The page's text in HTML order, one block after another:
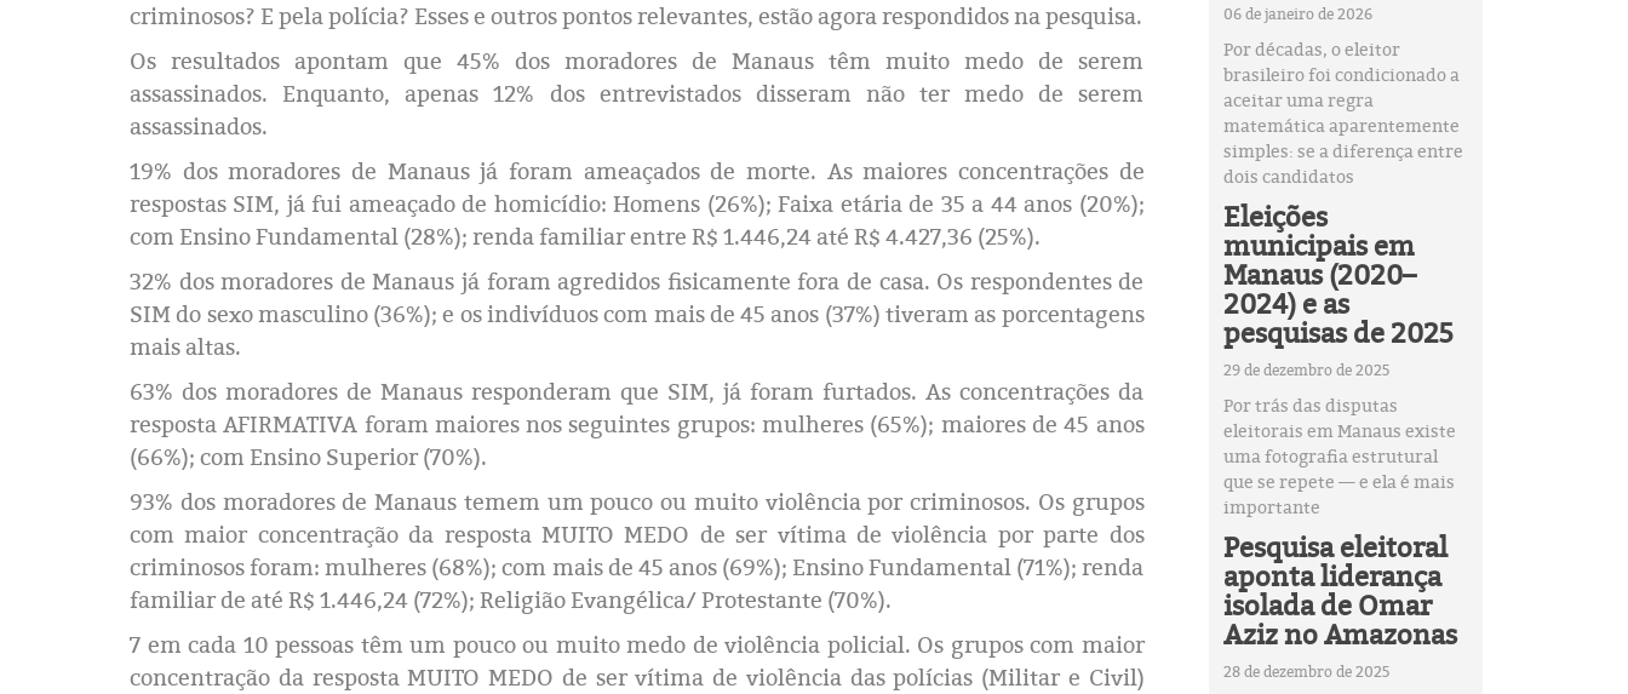
criminosos? E pela polícia? Esses e outros pontos relevantes, estão agora respondidos na pesquisa.
Os resultados apontam que 45% dos moradores de Manaus têm muito medo de serem
assassinados. Enquanto, apenas 12% dos entrevistados disseram não ter medo de serem
assassinados.
19% dos moradores de Manaus já foram ameaçados de morte. As maiores concentrações de
respostas SIM, já fui ameaçado de homicídio: Homens (26%); Faixa etária de 35 a 44 anos (20%);
com Ensino Fundamental (28%); renda familiar entre R$ 1.446,24 até R$ 4.427,36 (25%).
32% dos moradores de Manaus já foram agredidos fisicamente fora de casa. Os respondentes de
SIM do sexo masculino (36%); e osindivíduos com mais de 45 anos (37%) tiveram as porcentagens
mais altas.
63% dos moradores de Manaus responderam que SIM, já foram furtados. As concentrações da
resposta AFIRMATIVA foram maiores nos seguintes grupos: mulheres (65%); maiores de 45 anos
(66%); com Ensino Superior (70%).
93% dos moradores de Manaus temem um pouco ou muito violência por criminosos. Os grupos
com maior concentração da resposta MUITO MEDO de ser vítima de violência por parte dos
criminosos foram: mulheres (68%); com mais de 45 anos (69%); Ensino Fundamental (71%); renda
familiar de até R$ 1.446,24 (72%); Religião Evangélica/ Protestante (70%).
7 em cada 10 pessoas têm um pouco ou muito medo de violência policial. Os grupos com maior
concentração da resposta MUITO MEDO de ser vítima de violência das polícias (Militar e Civil)
06 de janeiro de 2026
Por décadas, o eleitor
brasileiro foi condicionado a
aceitar uma regra
matemática aparentemente
simples: se a diferença entre
dois candidatos
Eleições
municipais em
Manaus (2020–
2024) e as
pesquisas de 2025
29 de dezembro de 2025
Por trás das disputas
eleitorais em Manaus existe
uma fotografia estrutural
que se repete — e ela é mais
importante
Pesquisa eleitoral
aponta liderança
isolada de Omar
Aziz no Amazonas
28 de dezembro de 2025